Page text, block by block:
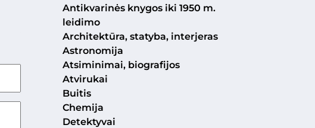
Antikvarinės knygos iki 1950 m.
leidimo
Architektūra, statyba, interjeras
Astronomija
Atsiminimai, biografijos
Atvirukai
Buitis
Chemija
Detektyvai